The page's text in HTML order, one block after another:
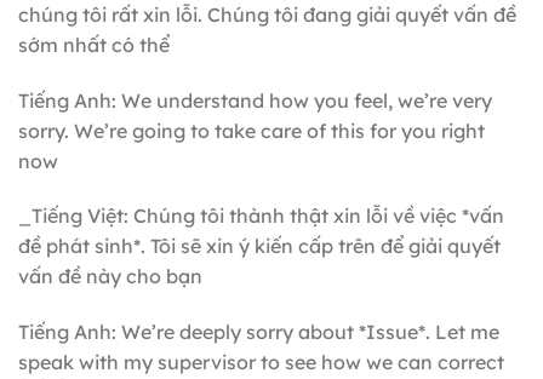
chúng tôi rất xin lỗi. Chúng tôi đang giải quyết vấn đề
sớm nhất có thể
Tiếng Anh: We understand how you feel, we’re very
sorry. We’re going to take care of this for you right
now
_Tiếng Việt: Chúng tôi thành thật xin lỗi về việc *vấn
đề phát sinh*. Tôi sẽ xin ý kiến cấp trên để giải quyết
vấn đề này cho bạn
Tiếng Anh: We’re deeply sorry about *Issue*. Let me
speak with my supervisor to see how we can correct